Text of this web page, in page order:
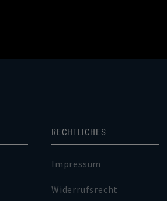
RECHTLICHES
Impressum
Widerrufsrecht